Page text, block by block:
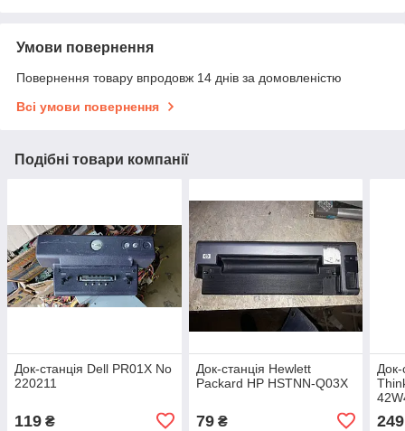
Умови повернення
Повернення товару впродовж 14 днів за домовленістю
Всі умови повернення
Подібні товари компанії
Док-станція Dell PR01X No
220211
119 ₴
Док-станція Hewlett
Packard HP HSTNN-Q03X
79₴
Док-
249